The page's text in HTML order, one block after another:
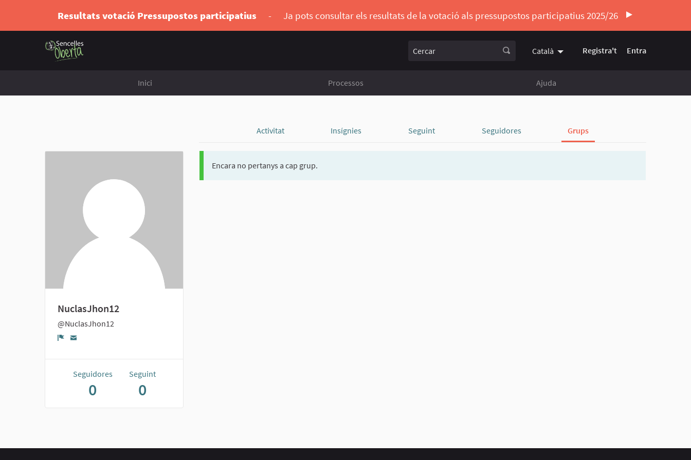
Resultats votació Pressupostos participatius - Ja pots consultar els resultats de la votació als pressupostos participatius 2025/26
Català Triar la llengua Elegir el idioma
Registra't Entra
Inici Processos Ajuda
Activitat Insígnies Seguint Seguidores Grups
NuclasJhon12
@NuclasJhon12
Seguidores
0
Seguint
0
Encara no pertanys a cap grup.